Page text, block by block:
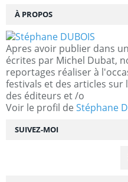
SUIVEZ-MOI
À PROPOS
Apres avoir publier dans
écrites par Michel Dubat,
reportages réaliser à
festivals et des articles sur
des éditeurs et /o
Voir le profil de Stéphane